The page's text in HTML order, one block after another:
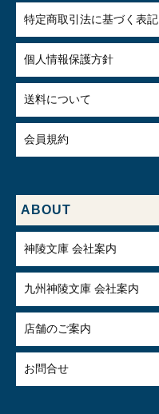
特定商取引法に基づく表記
個人情報保護方針
送料について
会員規約
ABOUT
神陵文庫 会社案内
九州神陵文庫 会社案内
店舗のご案内
お問合せ